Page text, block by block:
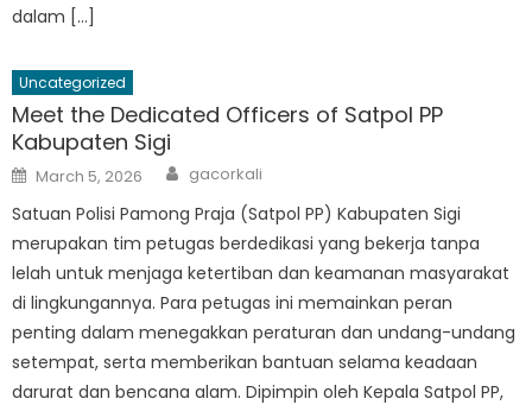
dalam […]
Uncategorized
Meet the Dedicated Officers of Satpol PP
Kabupaten Sigi
Posted
on
March 5, 2026 Author
gacorkali
Satuan Polisi Pamong Praja (Satpol PP) Kabupaten Sigi
merupakan tim petugas berdedikasi yang bekerja tanpa
lelah untuk menjaga ketertiban dan keamanan masyarakat
di lingkungannya. Para petugas ini memainkan peran
penting dalam menegakkan peraturan dan undang-undang
setempat, serta memberikan bantuan selama keadaan
darurat dan bencana alam. Dipimpin oleh Kepala Satpol PP,